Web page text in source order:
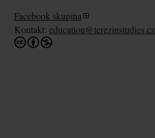
Facebook skupina
Kontakt: education@terezinstudies.cz